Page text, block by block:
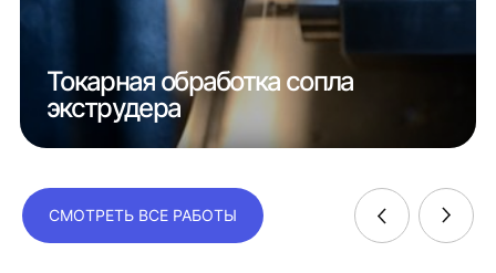
Токарная обработка сопла
экструдера
СМОТРЕТЬ ВСЕ РАБОТЫ